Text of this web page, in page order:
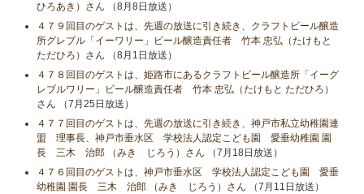
ひろあき）さん （8月8日放送）
４７９回目のゲストは、先週の放送に引き続き、クラフトビール醸造
所グレブル「イーワリー」ビール醸造責任者 竹本 忠弘（たけもと
ただひろ）さん （8月1日放送）
４７８回目のゲストは、姫路市にあるクラフトビール醸造所「イーグ
レブルワリー」ビール醸造責任者 竹本 忠弘（たけもと ただひろ）
さん （7月25日放送）
４７７回目のゲストは、先週の放送に引き続き、神戸市私立幼稚園連
盟 理事長、神戸市垂水区 学校法人認定こども園 愛垂幼稚園 園
長 三木 治郎 （みき じろう）さん （7月18日放送）
４７６回目のゲストは、神戸市垂水区 学校法人認定こども園 愛垂
幼稚園 園長 三木 治郎 （みき じろう）さん （7月11日放送）